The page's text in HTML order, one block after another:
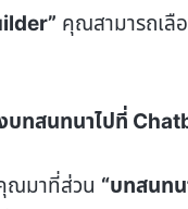
” คุณสามารถเลื
บทสนทนาไปที่
ณมาที่ส่วน “บทสนทน